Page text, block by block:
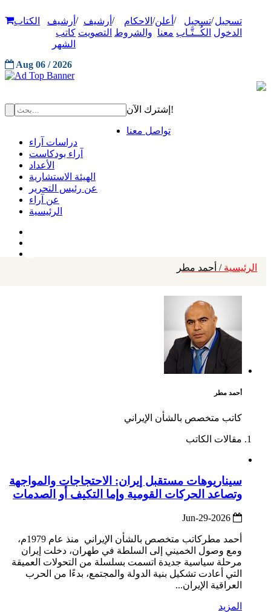
تسجيل
الدخول
/تسجيل
الكُــتَّـاب
/ أعلن
معنا
/ الاحكام
والشروط
/ أرشيف
التصويت
/ أرشيف
كاتب
الشهر
الكتاب
Aug 06 / 2026
إشترك الآن!
تواصل معنا
دراسات آراء
آراء بودكاست
الأعداد
الهيئة الاستشارية
عن رئيس التحرير
عن آراء
الرئيسية
الرئيسية / أحمد مطر
أحمد مطر
كاتب متخصص بالشأن الإيراني
مقالات الكاتب
سيناريوهات مستقبل إيران: الاحتجاجات والمواجهة
وتصاعد الحركات القومية وإما التكيف أو الصدمات
أحمد مطركاتب متخصص بالشأن الإيراني منذ عام 1979م،
ومع وصول الخميني إلى السلطة في طهران، دخلت إيران
مرحلة سياسية جديدة اتسمت بسلسلة من التحولات العميقة
التي أعادت تشكيل بنية الدولة والمجتمع، بدءًا من الحرب
العراقية الإيران...
المزيد